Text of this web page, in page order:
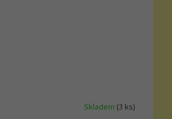
Skladem (3 ks)